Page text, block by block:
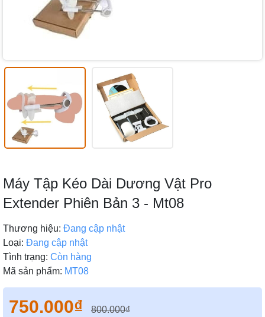
Máy Tập Kéo Dài Dương Vật Pro
Extender Phiên Bản 3 - Mt08
Thương hiệu: Đang cập nhật
Loại: Đang cập nhật
Tình trạng: Còn hàng
Mã sản phẩm: MT08
750.000₫ 800.000₫